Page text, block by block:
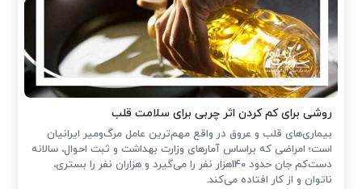
روشی برای کم کردن اثر چربی برای سلامت قلب
بیماری‌های قلب و عروق در واقع مهم‌ترین عامل مرگ‌ومیر ایرانیان
است؛ امراضی که براساس آمارهای وزارت بهداشت و ثبت احوال، سالانه
دست‌کم جان حدود 140هزار نفر را می‌گیرد و هزاران نفر را بستری،
ناتوان و از کار افتاده می‌کند.